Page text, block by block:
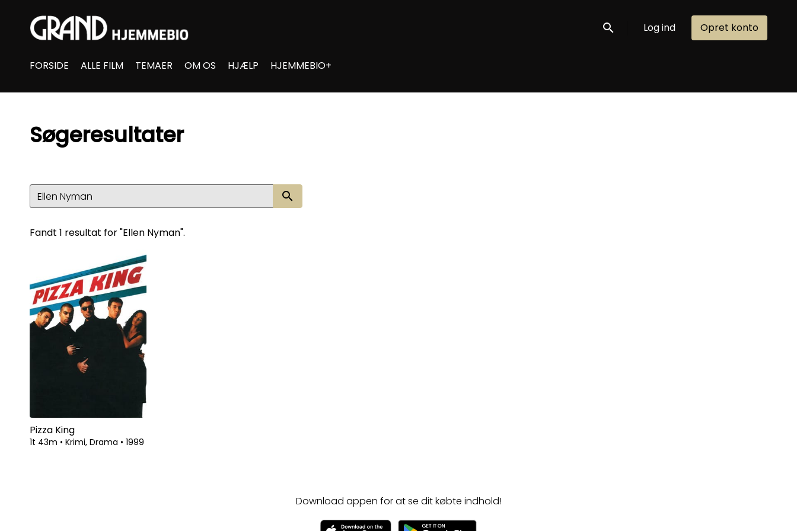
Accessibility Links
Søg nu Log ind Opret konto
FORSIDE ALLE FILM TEMAER OM OS HJÆLP HJEMMEBIO+
Søgeresultater
Søg nu
Fandt 1 resultat for "Ellen Nyman".
Pizza King
1t 43m • Krimi, Drama • 1999
Download appen for at se dit købte indhold!